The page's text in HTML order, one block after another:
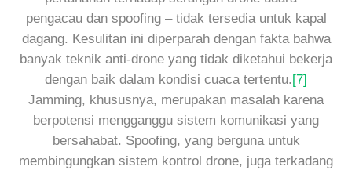
pengacau dan spoofing – tidak tersedia untuk kapal
dagang. Kesulitan ini diperparah dengan fakta bahwa
banyak teknik anti-drone yang tidak diketahui bekerja
dengan baik dalam kondisi cuaca tertentu. [7]
Jamming, khususnya, merupakan masalah karena
berpotensi mengganggu sistem komunikasi yang
bersahabat. Spoofing, yang berguna untuk
membingungkan sistem kontrol drone, juga terkadang